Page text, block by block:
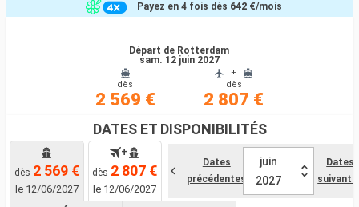
Départ de Rotterdam
sam. 12 juin 2027
dès
2 569 €
+
dès
2 807 €
Payez en 4 fois dès 642 €/mois
DATES ET DISPONIBILITÉS
dès 2 569 €
le 12/06/2027
+
dès 2 807 €
le 12/06/2027
Dates
précédentes
juin
2027
Dates
Compagnies
Rechercher